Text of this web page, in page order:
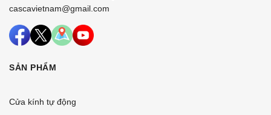
cascavietnam@gmail.com
SẢN PHẨM
Cửa kính tự động